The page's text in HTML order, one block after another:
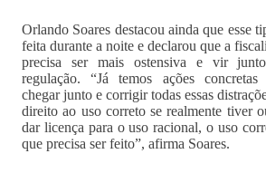
Orlando Soares destacou ainda que esse
feita durante a noite e declarou que a
precisa ser mais ostensiva e vir
regulação. “Já temos ações
chegar junto e corrigir todas essas
direito ao uso correto se realmente tiver
dar licença para o uso racional, o uso
que precisa ser feito”, afirma Soares.